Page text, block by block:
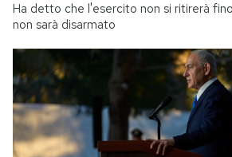
Ha detto che l'esercito non si ritirerà
non sarà disarmato